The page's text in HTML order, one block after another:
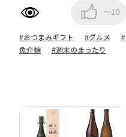
～10
#おつまみギフト #グルメ
#
魚介類
#週末のまったり